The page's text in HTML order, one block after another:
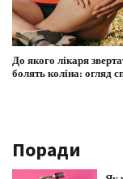
До якого лікаря
болять коліна: огляд
Поради